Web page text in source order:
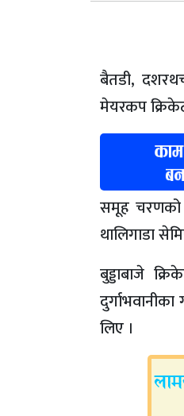
बैतडी,
मेयरकप
समूह चरणको
थालिगाडा
बुड्डाबाजे
लिए ।